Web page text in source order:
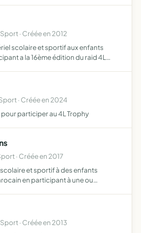
· Créée en 2012
scolaire et sportif aux enfants
a la 16ème édition du raid 4L
· Créée en 2024
participer au 4L Trophy
· Créée en 2017
et sportif à des enfants
en participant à une ou
· Créée en 2013